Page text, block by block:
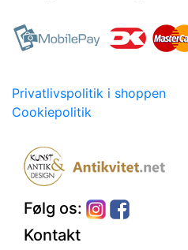
Privatlivspolitik i shoppen
Cookiepolitik
Følg os:
Kontakt